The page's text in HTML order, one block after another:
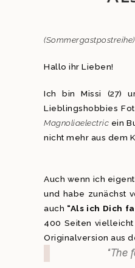
(Sommergastpostreihe)
Hallo ihr Lieben!
Ich bin Missi (27)
Lieblingshobbies
Magnoliaelectric ein
nicht mehr aus dem
Auch wenn ich
und habe zunächst
auch “Als ich Dich
400 Seiten
Originalversion aus
“The